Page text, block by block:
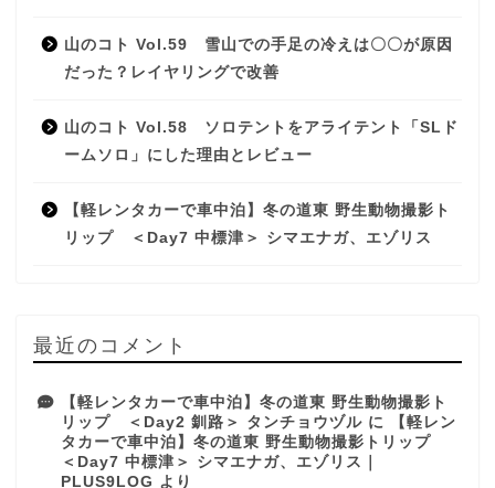
山のコト Vol.59 雪山での手足の冷えは〇〇が原因
だった？レイヤリングで改善
山のコト Vol.58 ソロテントをアライテント「SLド
ームソロ」にした理由とレビュー
【軽レンタカーで車中泊】冬の道東 野生動物撮影ト
リップ ＜Day7 中標津＞ シマエナガ、エゾリス
最近のコメント
【軽レンタカーで車中泊】冬の道東 野生動物撮影ト
リップ ＜Day2 釧路＞ タンチョウヅル に
【軽レン
タカーで車中泊】冬の道東 野生動物撮影トリップ
＜Day7 中標津＞ シマエナガ、エゾリス｜
PLUS9LOG より